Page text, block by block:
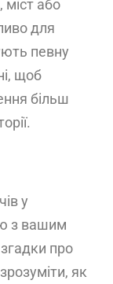
міст або
для
певну
щоб
більш
у
з вашим
про
як